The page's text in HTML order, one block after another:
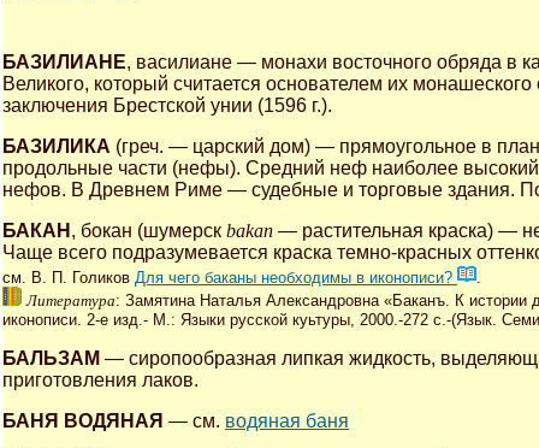
БАЗИЛИАНЕ, василиане — монахи восточного обряда в
Великого, который считается основателем их
заключения Брестской унии (1596 г.).
БАЗИЛИКА (греч. — царский дом) — прямоугольное в
продольные части (нефы). Средний неф наиболее
нефов. В Древнем Риме — судебные и торговые здания.
БАКАН , бокан (шумерск bakan — растительная краска) —
Чаще всего подразумевается краска темно-красных
см. В. П. Голиков Для чего баканы необходимы в иконописи?
.
Литература: Замятина Наталья Александровна «Баканъ. К истории
иконописи. 2-е изд.- М.: Языки русской куьтуры, 2000.-272 с.-(Язык.
БАЛЬЗАМ — сиропообразная липкая жидкость,
приготовления лаков.
БАНЯ ВОДЯНАЯ — см. водяная баня